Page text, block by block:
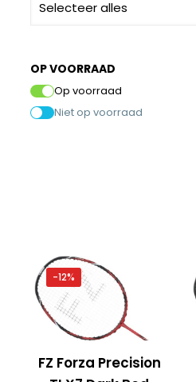
OP VOORRAAD
Op voorraad
Niet op voorraad
-12%
FZ Forza Precision